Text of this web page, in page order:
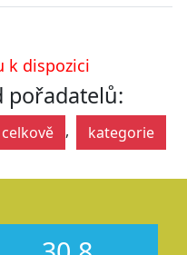
k dispozici
pořadatelů:
, kategorie